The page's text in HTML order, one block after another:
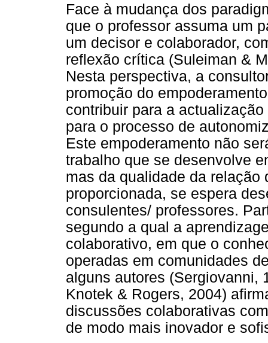
Face à mudança dos
que o professor assuma um
um decisor e colaborador,
reflexão crítica (Suleiman &
Nesta perspectiva, a
promoção do
contribuir para a
para o processo de
Este empoderamento não
trabalho que se desenvolve
mas da qualidade da relação
proporcionada, se espera
consulentes/ professores.
segundo a qual a
colaborativo, em que o
operadas em comunidades
alguns autores (Sergiovanni,
Knotek & Rogers, 2004)
discussões colaborativas
de modo mais inovador e